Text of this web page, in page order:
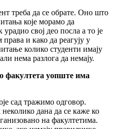
треба да се обрате. Оно што
које морамо да
свој део посла а то је
права и како да реагују у
колико студенти имају
нема разлога да немају.
факултета уопште има
сад тражимо одговор.
дана да се каже ко
на факултетима.